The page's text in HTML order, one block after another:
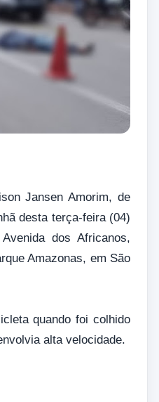
Jansen Amorim, de
desta terça-feira (04)
dos Africanos,
Amazonas, em São
quando foi colhido
alta velocidade.